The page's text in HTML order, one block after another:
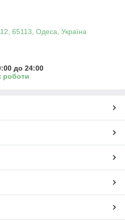
65113, Одеса, Україна
до 24:00
роботи